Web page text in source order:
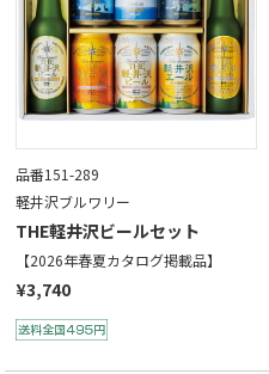
品番151-289
軽井沢ブルワリー
THE軽井沢ビールセット
【2026年春夏カタログ掲載品】
¥3,740